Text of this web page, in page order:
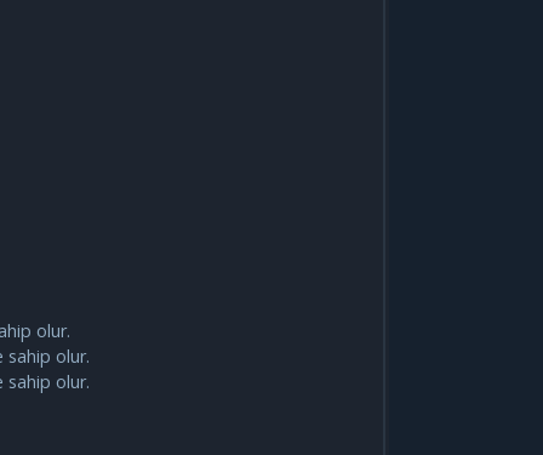
olur.
sahip olur.
sahip olur.